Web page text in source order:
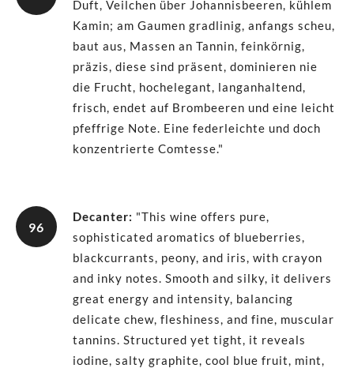
Duft, Veilchen über Johannisbeeren, kühlem
Kamin; am Gaumen gradlinig, anfangs scheu,
baut aus, Massen an Tannin, feinkörnig,
präzis, diese sind präsent, dominieren nie
die Frucht, hochelegant, langanhaltend,
frisch, endet auf Brombeeren und eine leicht
pfeffrige Note. Eine federleichte und doch
konzentrierte Comtesse."
96
Decanter: "This wine offers pure,
sophisticated aromatics of blueberries,
blackcurrants, peony, and iris, with crayon
and inky notes. Smooth and silky, it delivers
great energy and intensity, balancing
delicate chew, fleshiness, and fine, muscular
tannins. Structured yet tight, it reveals
iodine, salty graphite, cool blue fruit, mint,